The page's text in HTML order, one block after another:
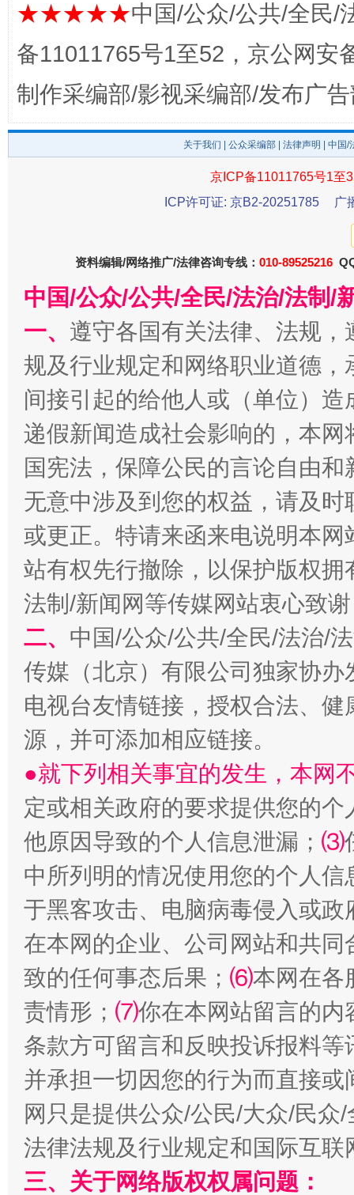
全民健身五年计划来了！等你上场
阿坝州三大球赛在茂县开幕 规模
国家大学科技园优化重塑工作
扯下公款旅游的“隐身衣” 如何以
“蜀中异人”王建安的艺术幻境
★★★★★中国/公众/公共/全民/
备11011765号1至52，京公网安
制作采编部/影视采编部/发布广
关于我们 公众采编部 法律声明 | 中国
京ICP备11011765号1至
ICP许可证: 京B2-20251785
广
资料编辑/网络推广/法律咨询专线： 010-89525216
中国/公众/公共/全民/法治/法制/
一、 遵守各国有关法律、法规
规及行业规定和网络职业道德
间接引起的给他人或（单位）
递假新闻造成社会影响的，本
国宪法，保障公民的言论自由
无意中涉及到您的权益，请及
或更正。特请来函来电说明本
站有权先行撤除，以保护版权
法制/新闻网等传媒网站衷心致
二、 中国/公众/公共/全民/法治/
传媒（北京）有限公司独家协
电视台友情链接，授权合法、
源，并可添加相应链接。
●就下列相关事宜的发生，本网
定或相关政府的要求提供您的个
他原因导致的个人信息泄漏； ⑶
中所列明的情况使用您的个人
于黑客攻击、电脑病毒侵入或
在本网的企业、公司网站和共
致的任何事态后果； ⑹本网在各
责情形； ⑺你在本网站留言的内
条款方可留言和反映投诉报料
并承担一切因您的行为而直接
网只是提供公众/公民/大众/民
法律法规及行业规定和国际互
三、关于网络版权权属问题：